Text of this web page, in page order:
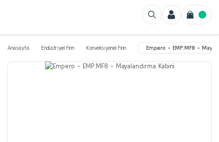
Anasayfa Endüstriyel Fırın Konveksiyonel Fırın Empero - EMP.MF8 -